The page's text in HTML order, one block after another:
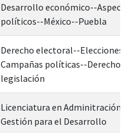
Desarrollo económico--
políticos--México--Puebla
Derecho electoral--Elecciones
Campañas políticas--Derecho y
legislación
Licenciatura en Adminitración
Gestión para el Desarrollo